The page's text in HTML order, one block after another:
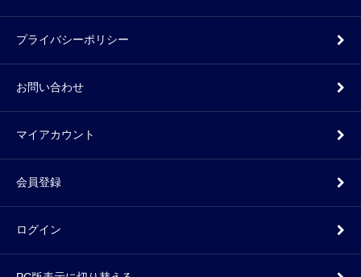
プライバシーポリシー
お問い合わせ
マイアカウント
会員登録
ログイン